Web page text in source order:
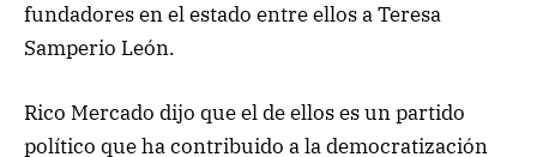
fundadores en el estado entre ellos a Teresa
Samperio León.
Rico Mercado dijo que el de ellos es un partido
político que ha contribuido a la democratización